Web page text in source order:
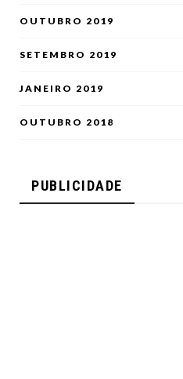
OUTUBRO 2019
SETEMBRO 2019
JANEIRO 2019
OUTUBRO 2018
PUBLICIDADE